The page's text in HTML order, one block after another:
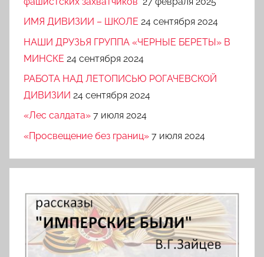
ИМЯ ДИВИЗИИ – ШКОЛЕ 24 сентября 2024
НАШИ ДРУЗЬЯ ГРУППА «ЧЕРНЫЕ БЕРЕТЫ» В
МИНСКЕ 24 сентября 2024
РАБОТА НАД ЛЕТОПИСЬЮ РОГАЧЕВСКОЙ
ДИВИЗИИ 24 сентября 2024
«Лес салдата» 7 июля 2024
«Просвещение без границ» 7 июля 2024